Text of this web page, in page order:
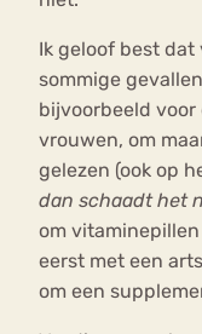
Ik geloof best
sommige
bijvoorbeeld
vrouwen, om
gelezen (ook op
dan schaadt het
om
eerst met een
om een